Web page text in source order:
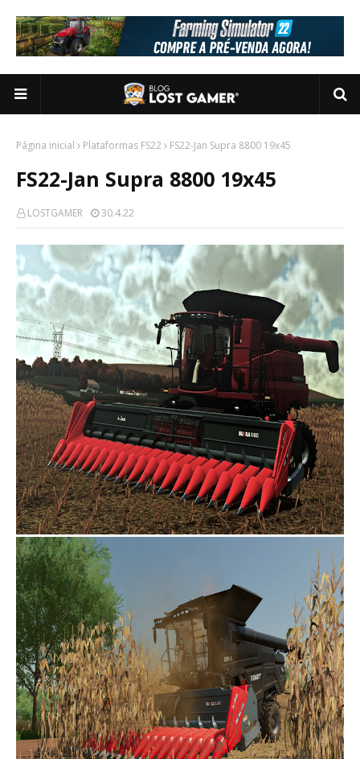
Página inicial Plataformas FS22 FS22-Jan Supra 8800 19x45
FS22-Jan Supra 8800 19x45
LOSTGAMER 30.4.22